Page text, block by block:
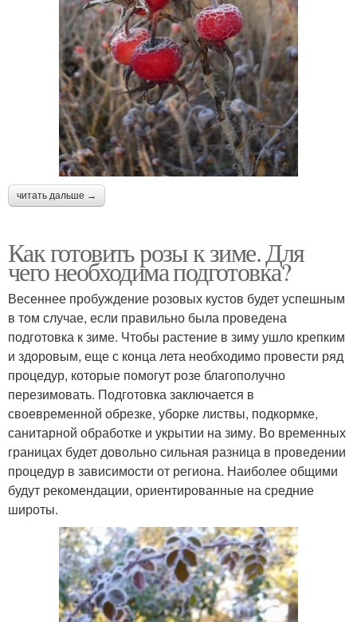
читать дальше →
Как готовить розы к зиме. Для
чего необходима подготовка?
Весеннее пробуждение розовых кустов будет успешным
в том случае, если правильно была проведена
подготовка к зиме. Чтобы растение в зиму ушло крепким
и здоровым, еще с конца лета необходимо провести ряд
процедур, которые помогут розе благополучно
перезимовать. Подготовка заключается в
своевременной обрезке, уборке листвы, подкормке,
санитарной обработке и укрытии на зиму. Во временных
границах будет довольно сильная разница в проведении
процедур в зависимости от региона. Наиболее общими
будут рекомендации, ориентированные на средние
широты.